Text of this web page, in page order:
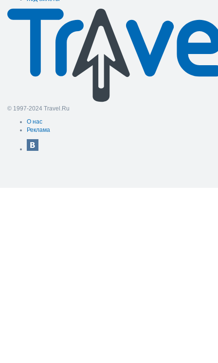
© 1997-2024 Travel.Ru
О нас
Реклама